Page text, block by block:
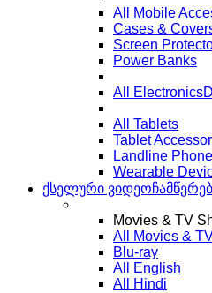
All Mobile
Cases &
Screen
Power Banks
All Electronics
All Tablets
Tablet
Landline
Wearable
ქსელური
Movies & TV
All Movies &
Blu-ray
All English
All Hindi